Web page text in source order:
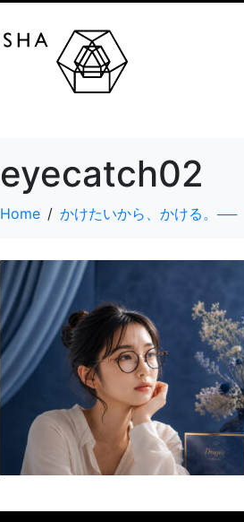
eyecatch02
Home かけたいから、かける。──